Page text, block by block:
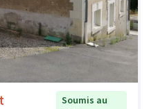
Soumis au